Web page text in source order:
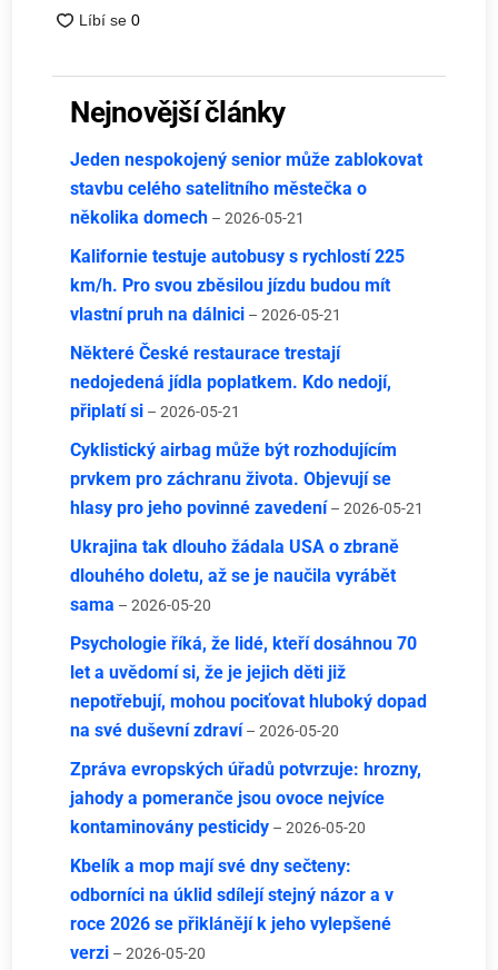
Nejnovější články
Jeden nespokojený senior může zablokovat
stavbu celého satelitního městečka o
několika domech – 2026-05-21
Kalifornie testuje autobusy s rychlostí 225
km/h. Pro svou zběsilou jízdu budou mít
vlastní pruh na dálnici – 2026-05-21
Některé České restaurace trestají
nedojedená jídla poplatkem. Kdo nedojí,
připlatí si – 2026-05-21
Cyklistický airbag může být rozhodujícím
prvkem pro záchranu života. Objevují se
hlasy pro jeho povinné zavedení – 2026-05-21
Ukrajina tak dlouho žádala USA o zbraně
dlouhého doletu, až se je naučila vyrábět
sama – 2026-05-20
Psychologie říká, že lidé, kteří dosáhnou 70
let a uvědomí si, že je jejich děti již
nepotřebují, mohou pociťovat hluboký dopad
na své duševní zdraví – 2026-05-20
Zpráva evropských úřadů potvrzuje: hrozny,
jahody a pomeranče jsou ovoce nejvíce
kontaminovány pesticidy – 2026-05-20
Kbelík a mop mají své dny sečteny:
odborníci na úklid sdílejí stejný názor a v
roce 2026 se přiklánějí k jeho vylepšené
verzi – 2026-05-20